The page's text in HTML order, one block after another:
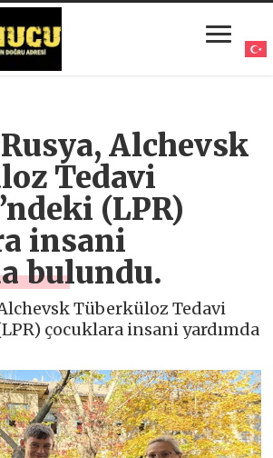
Alchevsk
Tedavi
(LPR)
insani
bulundu.
Tüberküloz Tedavi
çocuklara insani yardımda